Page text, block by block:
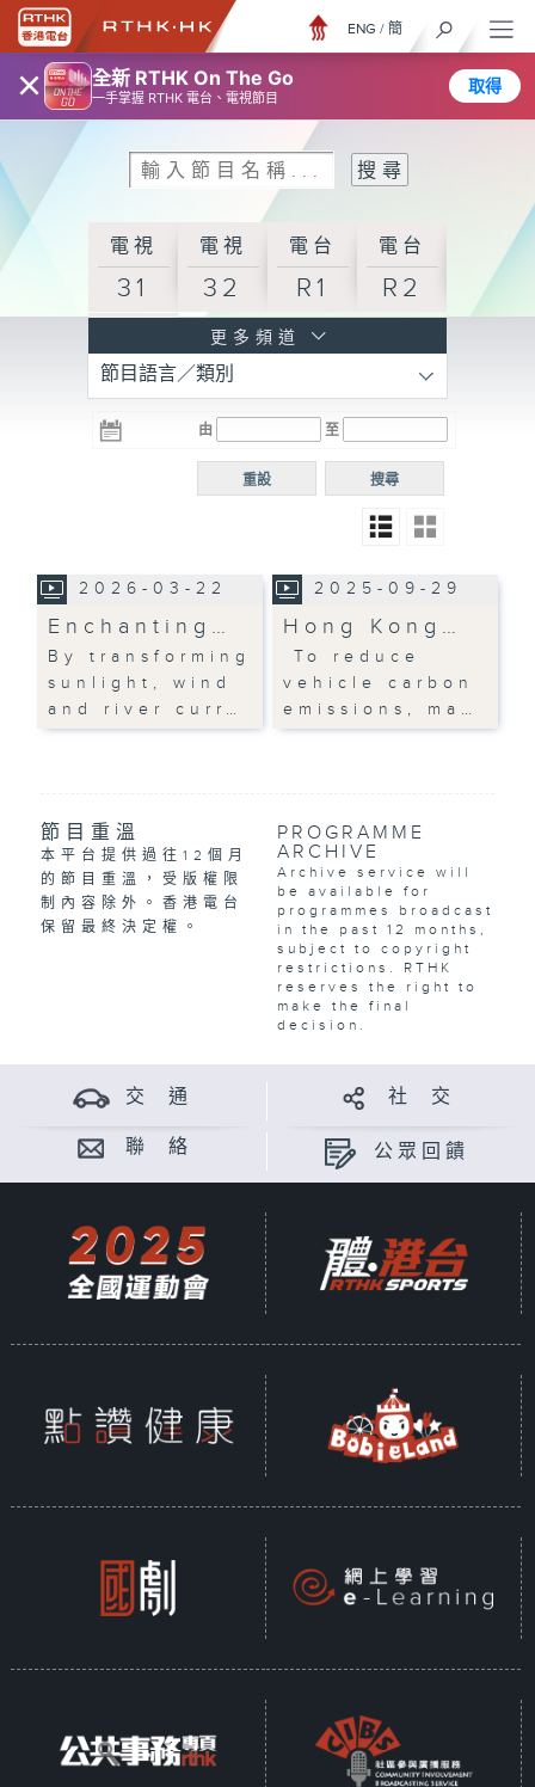
× 全新 RTHK On The Go
一手掌握 RTHK 電台、電視節目
取得
ENG / 簡
電視
31
電視
32
電台
R1
電台
R2
R3
電台 電台
R5
電台
普通
更多頻道
節目語言／類別
由 至
搜尋
重設
2026-03-22
Enchanting…
By transforming
sunlight, wind
and river curr…
2025-09-29
Hong Kong…
To reduce
vehicle carbon
emissions, ma…
節目重溫
本平台提供過往12個月
的節目重溫，受版權限
制內容除外。香港電台
保留最終決定權。
PROGRAMME
ARCHIVE
Archive service will
be available for
programmes broadcast
in the past 12 months,
subject to copyright
restrictions. RTHK
reserves the right to
make the final
decision.
交 通 社 交
聯 絡 公眾回饋